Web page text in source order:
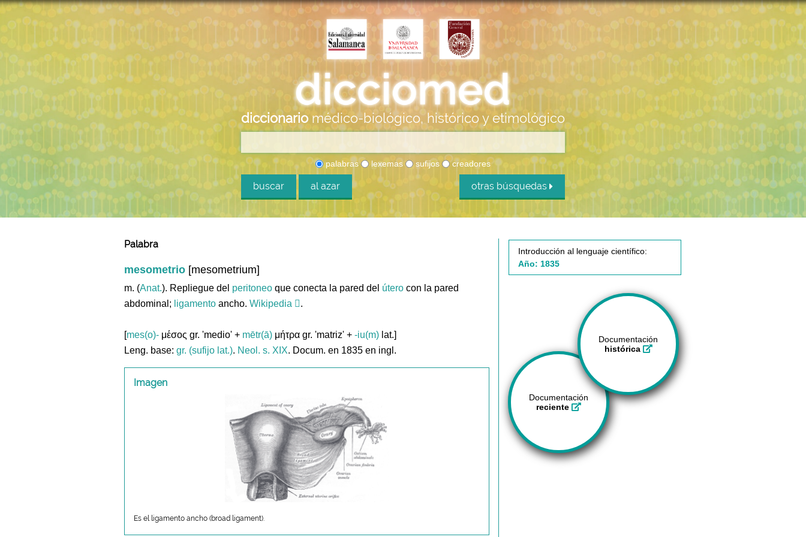
diccionario médico-biológico, histórico y etimológico
palabras lexemas sufijos creadores
buscar al azar otras búsquedas
Palabra
mesometrio [mesometrium]
m. (Anat.). Repliegue del peritoneo que conecta la pared del útero con la pared
abdominal; ligamento ancho. Wikipedia .
[mes(o)- μέσος gr. 'medio' + mētr(ā) μήτρα gr. 'matriz' + -iu(m) lat.]
Leng. base: gr. (sufijo lat.). Neol. s. XIX. Docum. en 1835 en ingl.
Imagen
Es el ligamento ancho (broad ligament).
Introducción al lenguaje científico:
Año: 1835
Documentación
histórica
Documentación
reciente